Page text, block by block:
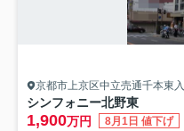
京都市上京区中立売通千本東入
シンフォニー北野東
1,900万円 8月1日 値下げ